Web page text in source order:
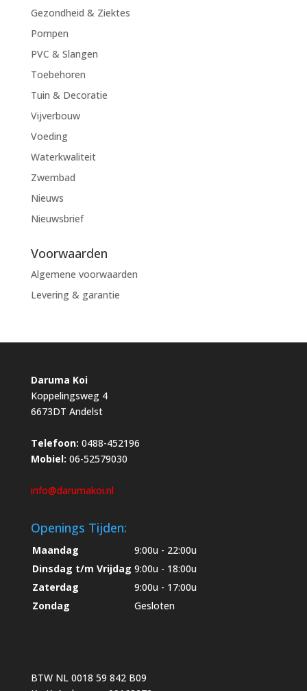
Gezondheid & Ziektes
Pompen
PVC & Slangen
Toebehoren
Tuin & Decoratie
Vijverbouw
Voeding
Waterkwaliteit
Zwembad
Nieuws
Nieuwsbrief
Voorwaarden
Algemene voorwaarden
Levering & garantie
Daruma Koi
Koppelingsweg 4
6673DT Andelst
Telefoon: 0488-452196
Mobiel: 06-52579030
info@darumakoi.nl
Openings Tijden:
Maandag
9:00u - 22:00u
Dinsdag t/m Vrijdag 9:00u - 18:00u
Zaterdag
9:00u - 17:00u
Zondag
Gesloten
BTW NL 0018 59 842 B09